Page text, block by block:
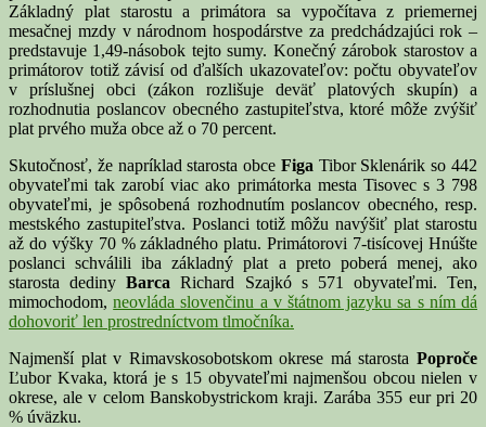
Základný plat starostu a primátora sa vypočítava z priemernej
mesačnej mzdy v národnom hospodárstve za predchádzajúci rok –
predstavuje 1,49-násobok tejto sumy. Konečný zárobok starostov a
primátorov totiž závisí od ďalších ukazovateľov: počtu obyvateľov
v príslušnej obci (zákon rozlišuje deväť platových skupín) a
rozhodnutia poslancov obecného zastupiteľstva, ktoré môže zvýšiť
plat prvého muža obce až o 70 percent.
Skutočnosť, že napríklad starosta obce Figa Tibor Sklenárik so 442
obyvateľmi tak zarobí viac ako primátorka mesta Tisovec s 3 798
obyvateľmi, je spôsobená rozhodnutím poslancov obecného, resp.
mestského zastupiteľstva. Poslanci totiž môžu navýšiť plat starostu
až do výšky 70 % základného platu. Primátorovi 7-tisícovej Hnúšte
poslanci schválili iba základný plat a preto poberá menej, ako
starosta dedinyBarcaRichard Szajkó s 571 obyvateľmi. Ten,
mimochodom,neovláda slovenčinu a v štátnom jazyku sa s ním dá
dohovoriť len prostredníctvom tlmočníka.
Najmenší plat v Rimavskosobotskom okrese má starosta Poproče
Ľubor Kvaka, ktorá je s 15 obyvateľmi najmenšou obcou nielen v
okrese, ale v celom Banskobystrickom kraji. Zarába 355 eur pri 20
% úväzku.